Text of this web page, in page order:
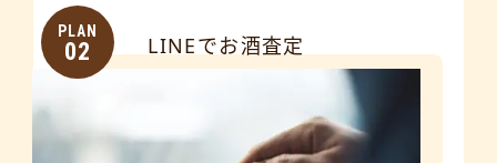
PLAN
02 LINEでお酒査定